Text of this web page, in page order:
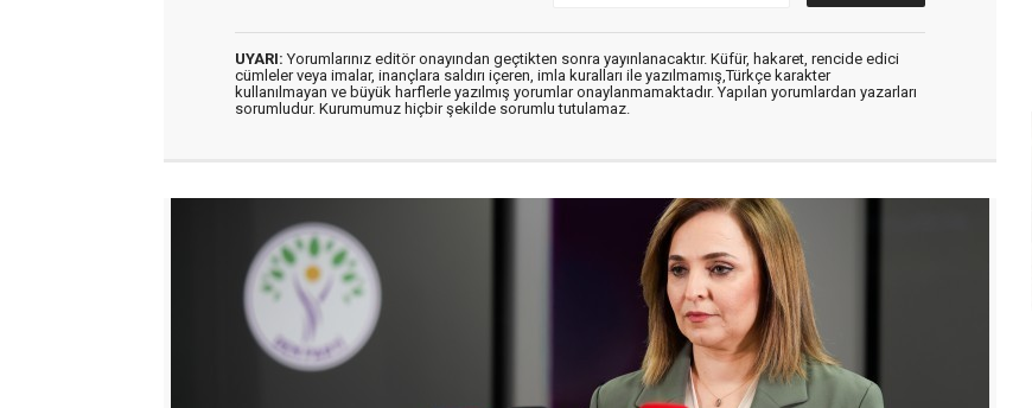
UYARI: Yorumlarınız editör onayından geçtikten sonra yayınlanacaktır. Küfür, hakaret, rencide edici
cümleler veya imalar, inançlara saldırı içeren, imla kuralları ile yazılmamış,Türkçe karakter
kullanılmayan ve büyük harflerle yazılmış yorumlar onaylanmamaktadır. Yapılan yorumlardan yazarları
sorumludur. Kurumumuz hiçbir şekilde sorumlu tutulamaz.